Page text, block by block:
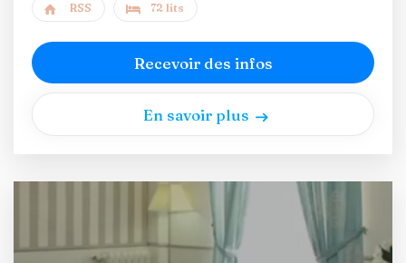
RSS 72 lits
Recevoir des infos
En savoir plus